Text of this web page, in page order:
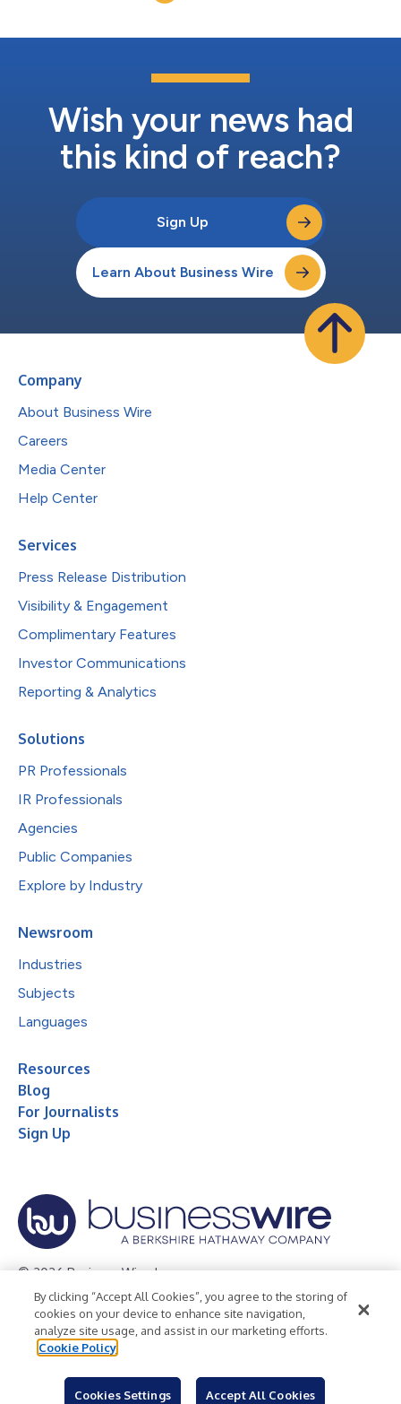
Gesundheitswesen, Telekommunikation...
Wish your news had
this kind of reach?
Sign Up
Learn About Business Wire
Company
About Business Wire
Careers
Media Center
Help Center
Services
Press Release Distribution
Visibility & Engagement
Complimentary Features
Investor Communications
Reporting & Analytics
Solutions
PR Professionals
IR Professionals
Agencies
Public Companies
Explore by Industry
Newsroom
Industries
Subjects
Languages
Resources
Blog
For Journalists
Sign Up
© 2026 Business Wire, Inc.
Privacy Policy Cookie Policy
Accessibility Statement
Terms of Use
Legal
By clicking “Accept All Cookies”, you agree to the storing of
cookies on your device to enhance site navigation,
analyze site usage, and assist in our marketing efforts.
Cookie Policy
Cookies Settings Accept All Cookies